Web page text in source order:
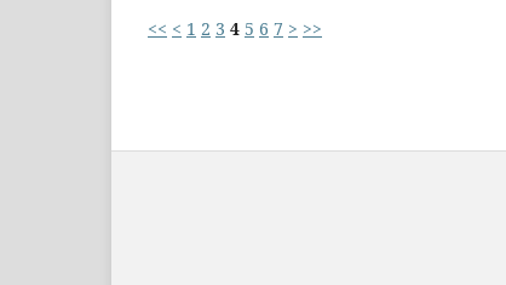
<< < 1 2 3 4 5 6 7 > >>